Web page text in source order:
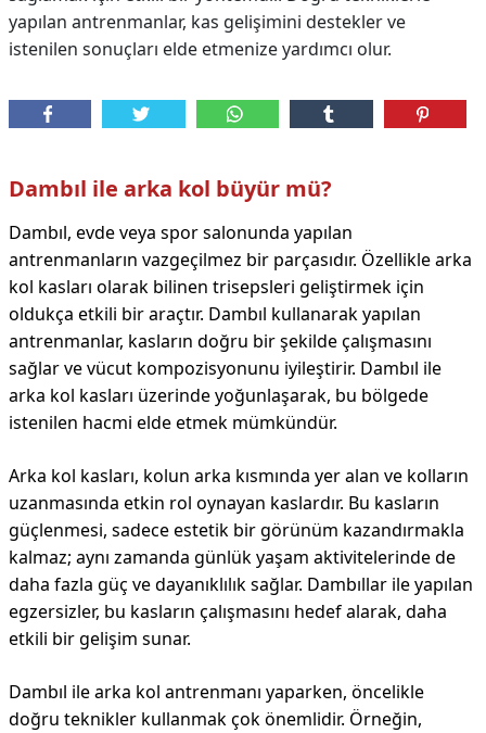
yapılan antrenmanlar, kas gelişimini destekler ve
istenilen sonuçları elde etmenize yardımcı olur.
Dambıl ile arka kol büyür mü?
Dambıl, evde veya spor salonunda yapılan
antrenmanların vazgeçilmez bir parçasıdır. Özellikle arka
kol kasları olarak bilinen trisepsleri geliştirmek için
oldukça etkili bir araçtır. Dambıl kullanarak yapılan
antrenmanlar, kasların doğru bir şekilde çalışmasını
sağlar ve vücut kompozisyonunu iyileştirir. Dambıl ile
arka kol kasları üzerinde yoğunlaşarak, bu bölgede
istenilen hacmi elde etmek mümkündür.
Arka kol kasları, kolun arka kısmında yer alan ve kolların
uzanmasında etkin rol oynayan kaslardır. Bu kasların
güçlenmesi, sadece estetik bir görünüm kazandırmakla
kalmaz; aynı zamanda günlük yaşam aktivitelerinde de
daha fazla güç ve dayanıklılık sağlar. Dambıllar ile yapılan
egzersizler, bu kasların çalışmasını hedef alarak, daha
etkili bir gelişim sunar.
Dambıl ile arka kol antrenmanı yaparken, öncelikle
doğru teknikler kullanmak çok önemlidir. Örneğin,